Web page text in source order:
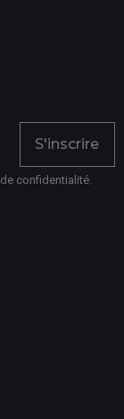
S'inscrire
confidentialité.